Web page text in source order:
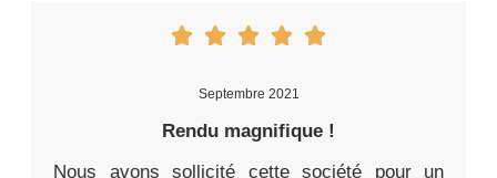
Septembre 2021
Rendu magnifique !
Nous avons sollicité cette société pour un